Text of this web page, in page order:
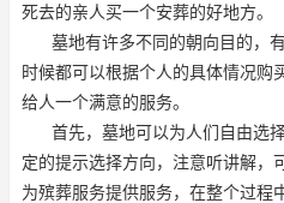
死去的亲人买一个安葬的好地方。
墓地有许多不同的朝向目的，
时候都可以根据个人的具体情况购
给人一个满意的服务。
首先，墓地可以为人们自由选
定的提示选择方向，注意听讲解，
为殡葬服务提供服务，在整个过程